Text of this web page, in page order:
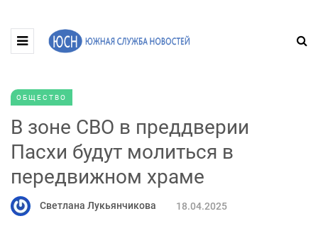
ОБЩЕСТВО
В зоне СВО в преддверии
Пасхи будут молиться в
передвижном храме
Светлана Лукьянчикова 18.04.2025